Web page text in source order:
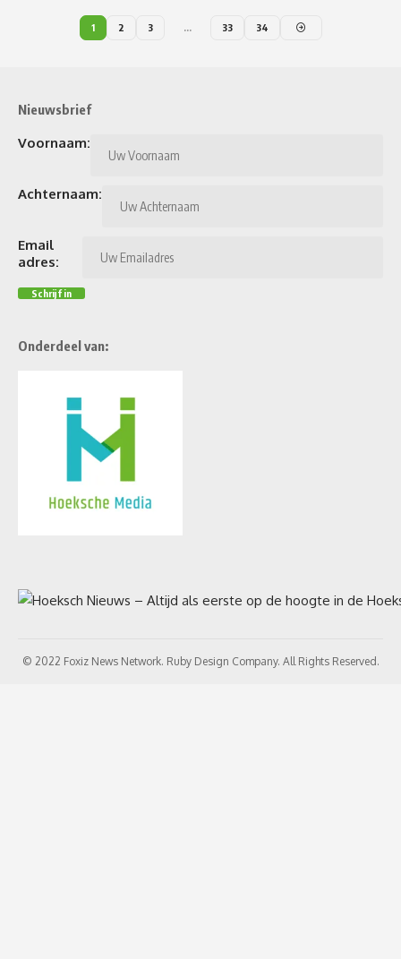
1 2 3 … 33 34
Nieuwsbrief
Voornaam:
Achternaam:
Email
adres:
Onderdeel van:
© 2022 Foxiz News Network. Ruby Design Company. All Rights Reserved.